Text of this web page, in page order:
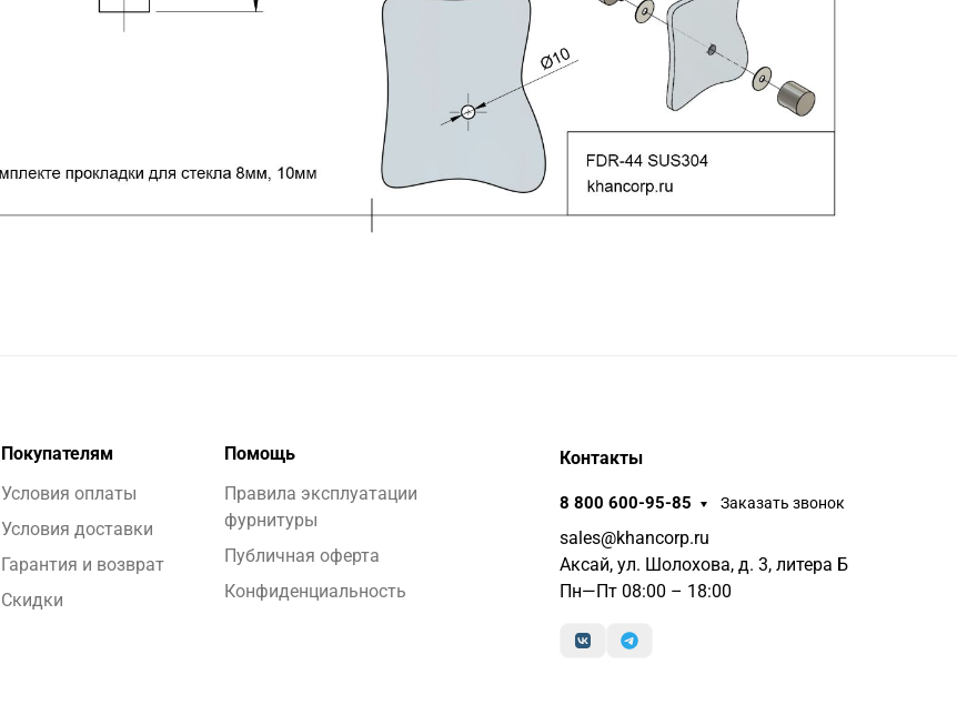
Покупателям
Условия оплаты
Условия доставки
Гарантия и возврат
Скидки
Помощь
Правила эксплуатации
фурнитуры
Публичная оферта
Конфиденциальность
Контакты
8 800 600-95-85 Заказать звонок
sales@khancorp.ru
Аксай, ул. Шолохова, д. 3, литера Б
Пн—Пт 08:00 – 18:00